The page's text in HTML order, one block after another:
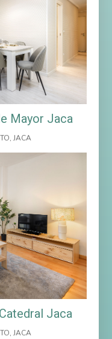
Mayor Jaca
, JACA
Jaca
, JACA